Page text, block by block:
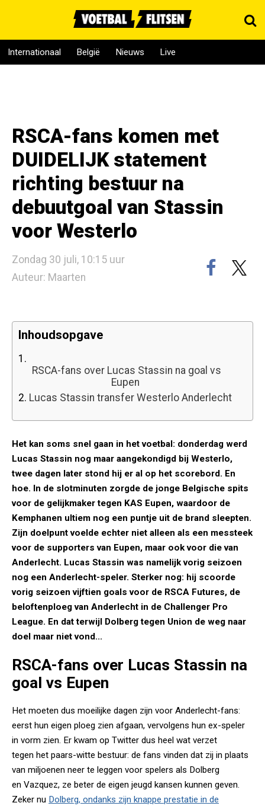
Internationaal België Nieuws Live
RSCA-fans komen met
DUIDELIJK statement
richting bestuur na
debuutgoal van Stassin
voor Westerlo
Zondag 30 juli, 10:15 uur
Auteur: Maarten
Inhoudsopgave
1.
RSCA-fans over Lucas Stassin na goal vs
Eupen
2. Lucas Stassin transfer Westerlo Anderlecht
Het kan soms snel gaan in het voetbal: donderdag werd
Lucas Stassin nog maar aangekondigd bij Westerlo,
twee dagen later stond hij er al op het scorebord. En
hoe. In de slotminuten zorgde de jonge Belgische spits
voor de gelijkmaker tegen KAS Eupen, waardoor de
Kemphanen ultiem nog een puntje uit de brand sleepten.
Zijn doelpunt voelde echter niet alleen als een messteek
voor de supporters van Eupen, maar ook voor die van
Anderlecht. Lucas Stassin was namelijk vorig seizoen
nog een Anderlecht-speler. Sterker nog: hij scoorde
vorig seizoen vijftien goals voor de RSCA Futures, de
beloftenploeg van Anderlecht in de Challenger Pro
League. En dat terwijl Dolberg tegen Union de weg naar
doel maar niet vond...
RSCA-fans over Lucas Stassin na
goal vs Eupen
Het moeten dus moeilijke dagen zijn voor Anderlecht-fans:
eerst hun eigen ploeg zien afgaan, vervolgens hun ex-speler
in vorm zien. Er kwam op Twitter dus heel wat verzet
tegen het paars-witte bestuur: de fans vinden dat zij in plaats
van miljoenen neer te leggen voor spelers als Dolberg
en Vazquez, ze beter de eigen jeugd kansen kunnen geven.
Zeker nu Dolberg, ondanks zijn knappe prestatie in de